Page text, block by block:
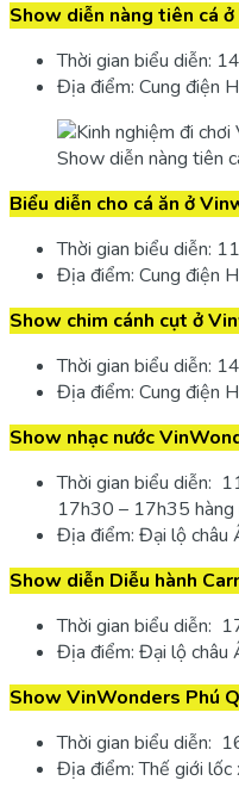
Show diễn nàng tiên cá
Thời gian biểu diễn:
Địa điểm: Cung điện
Show diễn nàng tiên
Biểu diễn cho cá ăn ở
Thời gian biểu diễn:
Địa điểm: Cung điện
Show chim cánh cụt ở
Thời gian biểu diễn:
Địa điểm: Cung điện
Show nhạc nước
Thời gian biểu diễn:
17h30 – 17h35 hàng
Địa điểm: Đại lộ châu
Show diễn Diễu hành
Thời gian biểu diễn:
Địa điểm: Đại lộ châu
Show VinWonders Phú
Thời gian biểu diễn:
Địa điểm: Thế giới lốc